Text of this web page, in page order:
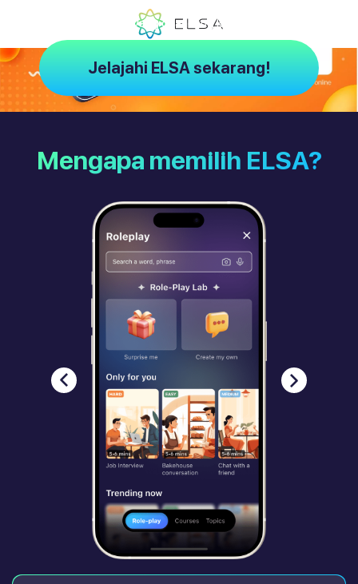
ELSA – Pelatih AI yang dirancang khusus untuk Anda
Jelajahi ELSA sekarang!
Mengapa memilih ELSA?